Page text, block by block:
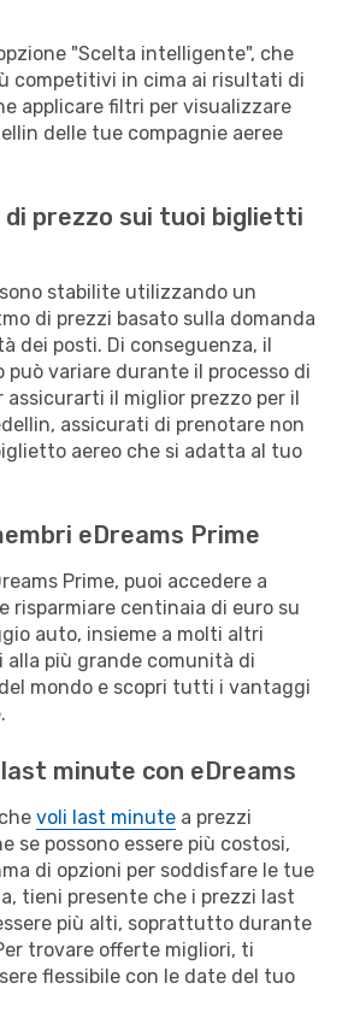
"Scelta intelligente", che
competitivi in cima ai risultati di
applicare filtri per visualizzare
delle tue compagnie aeree
di prezzo sui tuoi biglietti
stabilite utilizzando un
di prezzi basato sulla domanda
dei posti. Di conseguenza, il
può variare durante il processo di
assicurarti il miglior prezzo per il
assicurati di prenotare non
aereo che si adatta al tuo
eDreams Prime
Prime, puoi accedere a
risparmiare centinaia di euro su
auto, insieme a molti altri
più grande comunità di
mondo e scopri tutti i vantaggi
minute con eDreams
voli last minute a prezzi
se possono essere più costosi,
di opzioni per soddisfare le tue
tieni presente che i prezzi last
più alti, soprattutto durante
trovare offerte migliori, ti
flessibile con le date del tuo